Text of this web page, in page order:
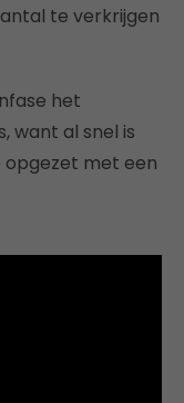
te verkrijgen
het
want al snel is
met een